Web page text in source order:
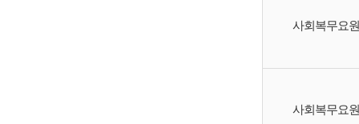
사회복무요원
사회복무요원